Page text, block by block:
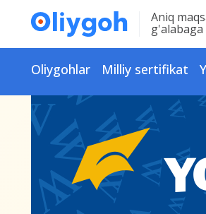
Aniq
Oliygohlar Milliy sertifikat